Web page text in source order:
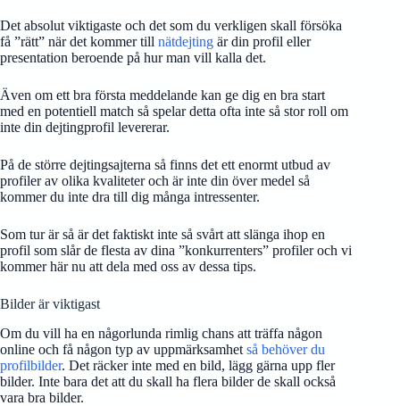
Det absolut viktigaste och det som du verkligen skall försöka
få ”rätt” när det kommer till nätdejting är din profil eller
presentation beroende på hur man vill kalla det.
Även om ett bra första meddelande kan ge dig en bra start
med en potentiell match så spelar detta ofta inte så stor roll om
inte din dejtingprofil levererar.
På de större dejtingsajterna så finns det ett enormt utbud av
profiler av olika kvaliteter och är inte din över medel så
kommer du inte dra till dig många intressenter.
Som tur är så är det faktiskt inte så svårt att slänga ihop en
profil som slår de flesta av dina ”konkurrenters” profiler och vi
kommer här nu att dela med oss av dessa tips.
Bilder är viktigast
Om du vill ha en någorlunda rimlig chans att träffa någon
online och få någon typ av uppmärksamhet så behöver du
profilbilder. Det räcker inte med en bild, lägg gärna upp fler
bilder. Inte bara det att du skall ha flera bilder de skall också
vara bra bilder.